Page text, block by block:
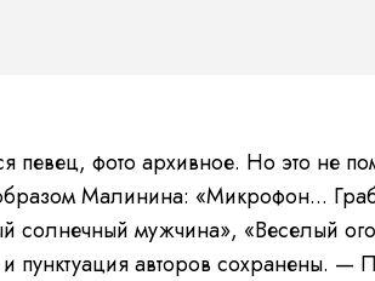
певец, фото архивное. Но это не
образом Малинина: «Микрофон...
солнечный мужчина», «Веселый
пунктуация авторов сохранены. —